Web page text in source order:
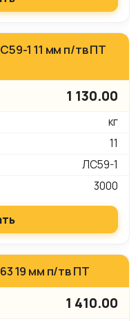
1 11 мм п/тв ПТ
1 130.00
кг
11
ЛС59-1
3000
19 мм п/тв ПТ
1 410.00